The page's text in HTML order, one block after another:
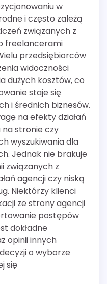
w
i często zależą
związanych z
freelancerami
przedsiębiorców
widoczności
dużych kosztów, co
staje się
i średnich biznesów.
na efekty działań
na stronie czy
wyszukiwania dla
Jednak nie brakuje
związanych z
agencji czy niską
Niektórzy klienci
ze strony agencji
postępów
dokładne
opinii innych
o wyborze
się